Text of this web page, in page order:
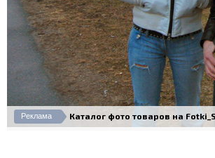
Реклама Каталог фото товаров на